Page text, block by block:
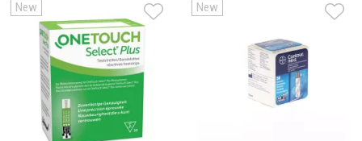
New New